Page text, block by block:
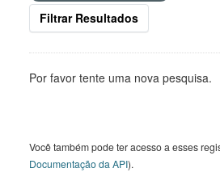
Filtrar Resultados
Por favor tente uma nova pesquisa.
Você também pode ter acesso a esses
Documentação da API).